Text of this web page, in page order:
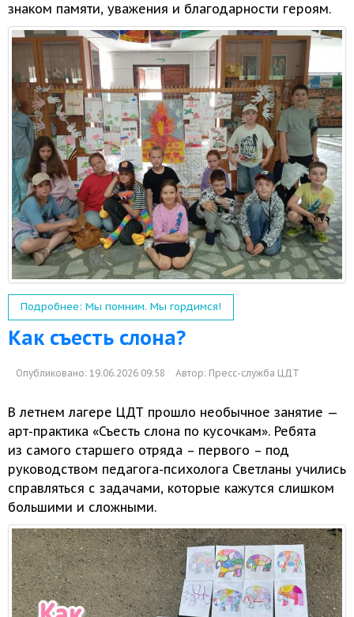
знаком памяти, уважения и благодарности героям.
Подробнее: Мы помним. Мы гордимся!
Как съесть слона?
Опубликовано: 19.06.2026 09:58 Автор: Пресс-служба ЦДТ
В летнем лагере ЦДТ прошло необычное занятие —
арт-практика «Съесть слона по кусочкам». Ребята
из самого старшего отряда – первого – под
руководством педагога-психолога Светланы учились
справляться с задачами, которые кажутся слишком
большими и сложными.